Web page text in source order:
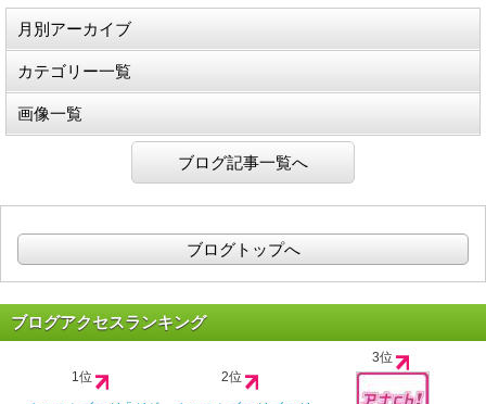
月別アーカイブ
カテゴリー一覧
画像一覧
ブログ記事一覧へ
ブログトップへ
ブログアクセスランキング
1位 2位
3位